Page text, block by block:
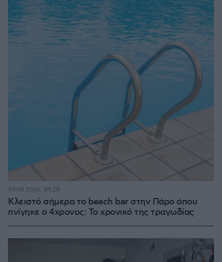
Κλειστό σήμερα το beach bar στην Πάρο όπου
πνίγηκε ο 4χρονος: Το χρονικό της τραγωδίας
09.08.2026, 09:28